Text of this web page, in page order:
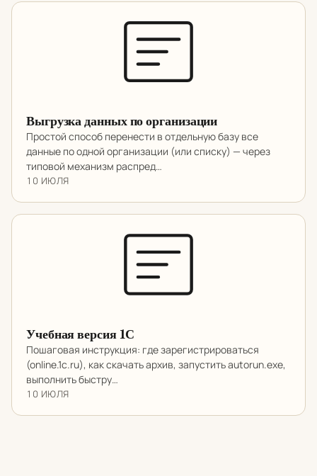
Выгрузка данных по организации
Простой способ перенести в отдельную базу все
данные по одной организации (или списку) — через
типовой механизм распред…
10 ИЮЛЯ
Учебная версия 1С
Пошаговая инструкция: где зарегистрироваться
(online.1c.ru), как скачать архив, запустить autorun.exe,
выполнить быстру…
10 ИЮЛЯ